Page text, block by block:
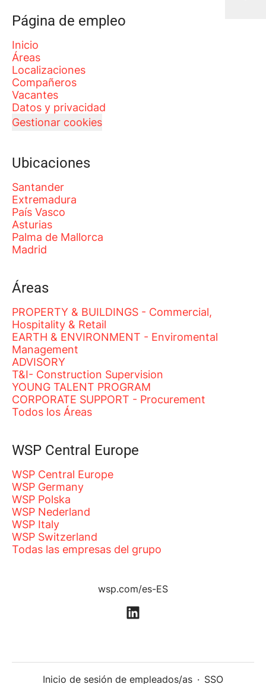
Página de empleo
Inicio
Áreas
Localizaciones
Compañeros
Vacantes
Datos y privacidad
Gestionar cookies
Ubicaciones
Santander
Extremadura
País Vasco
Asturias
Palma de Mallorca
Madrid
Áreas
PROPERTY & BUILDINGS - Commercial,
Hospitality & Retail
EARTH & ENVIRONMENT - Enviromental
Management
ADVISORY
T&I- Construction Supervision
YOUNG TALENT PROGRAM
CORPORATE SUPPORT - Procurement
Todos los Áreas
WSP Central Europe
WSP Central Europe
WSP Germany
WSP Polska
WSP Nederland
WSP Italy
WSP Switzerland
Todas las empresas del grupo
wsp.com/es-ES
Inicio de sesión de empleados/as · SSO